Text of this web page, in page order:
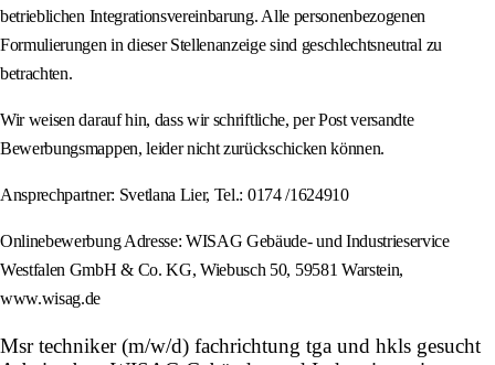
betrieblichen Integrationsvereinbarung. Alle personenbezogenen
Formulierungen in dieser Stellenanzeige sind geschlechtsneutral zu
betrachten.
Wir weisen darauf hin, dass wir schriftliche, per Post versandte
Bewerbungsmappen, leider nicht zurückschicken können.
Ansprechpartner: Svetlana Lier, Tel.: 0174 /1624910
Onlinebewerbung Adresse: WISAG Gebäude- und Industrieservice
Westfalen GmbH & Co. KG, Wiebusch 50, 59581 Warstein,
www.wisag.de
Msr techniker (m/w/d) fachrichtung tga und hkls gesucht